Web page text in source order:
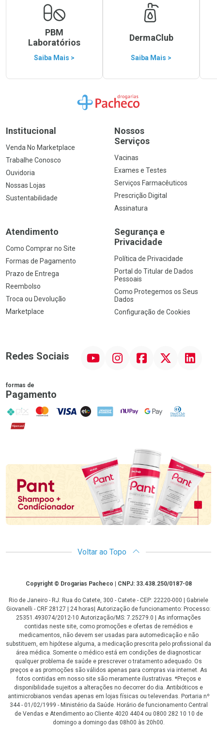
PBM
Laboratórios
Saiba Mais >
DermaClub
Saiba Mais >
Ir para a Home
Institucional
Venda No Marketplace
Trabalhe Conosco
Ouvidoria
Nossas Lojas
Sustentabilidade
Nossos
Serviços
Vacinas
Exames e Testes
Serviços Farmacêuticos
Prescrição Digital
Assinatura
Atendimento
Como Comprar no Site
Formas de Pagamento
Prazo de Entrega
Reembolso
Troca ou Devolução
Marketplace
Segurança e
Privacidade
Política de Privacidade
Portal do Titular de Dados
Pessoais
Como Protegemos os Seus
Dados
Configuração de Cookies
Redes Sociais InstagramFacebook Linkedin
formas de
Pagamento
PIX MasterCard
VISA ELO AMEX NuPay Google PayDiners Club
Hipercard
Promoção em Destaque
Voltar ao Topo
CopyrightCopyright © Drogarias Pacheco | CNPJ: 33.438.250/0187-08
Rio de Janeiro - RJ: Rua do Catete, 300 - Catete - CEP: 22220-000 | Gabriele
Giovanelli - CRF 28127 | 24 horas| Autorização de funcionamento: Processo:
25351.493074/2012-10 Autorização/MS: 7.25279.0 | As informações
contidas neste site, como promoções e ofertas de remédios e
medicamentos, não devem ser usadas para automedicação e não
substituem, em hipótese alguma, a medicação prescrita pelo profissional da
área médica. Somente o médico está em condições de diagnosticar
qualquer problema de saúde e prescrever o tratamento adequado. Os
preços e as promoções são válidos apenas para compras via internet. As
fotos contidas em nosso site são meramente ilustrativas. *Preços e
disponibilidade sujeitos a alterações no decorrer do dia. Antibióticos e
antimicrobianos vendas apenas em lojas físicas ou televendas. Portaria nº
344 - 01/02/1999 - Ministério da Saúde. Horário de funcionamento Central
de Vendas e Atendimento ao Cliente 4020 4404 ou 0800 282 10 10 de
domingo a domingo das 08h00 às 20h00.